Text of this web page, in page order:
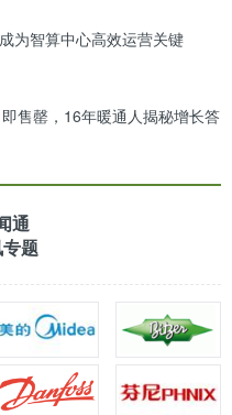
为智算中心高效运营关键
售罄，16年暖通人揭秘增长答
通
题